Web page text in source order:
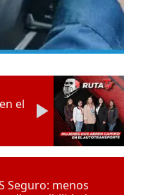
el
Seguro: menos